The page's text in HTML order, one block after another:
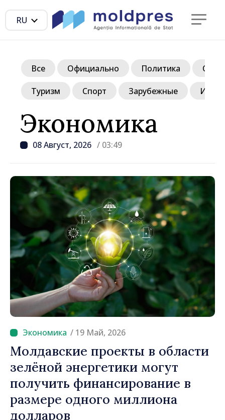
RU
Экономика
08 Август, 2026 / 03:49
Все Официально Политика
Туризм Спорт Зарубежные
/ 19 Май, 2026
Молдавские проекты в области
зелёной энергетики могут
получить финансирование в
размере одного миллиона
долларов